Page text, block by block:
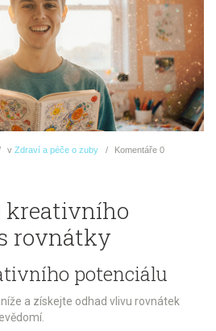
v Zdraví a péče o zuby Komentáře 0
kreativního
rovnátky
potenciálu
a získejte odhad vlivu rovnátek